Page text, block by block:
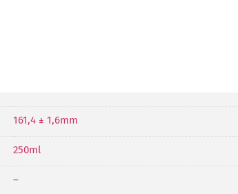
161,4 ± 1,6mm
250ml
–